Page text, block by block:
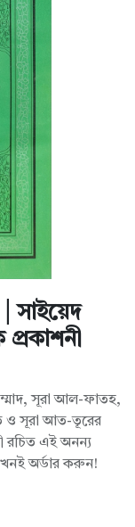
সাইয়েদ
সূরা আল-ফাতহ,
ও সূরা আত-তূরের
রচিত এই অনন্য
এখনই অর্ডার করুন!